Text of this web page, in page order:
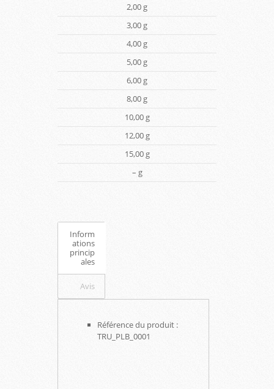
2,00 g
3,00 g
4,00 g
5,00 g
6,00 g
8,00 g
10,00 g
12,00 g
15,00 g
– g
Inform
ations
princip
ales
Avis
Référence du produit :
TRU_PLB_0001